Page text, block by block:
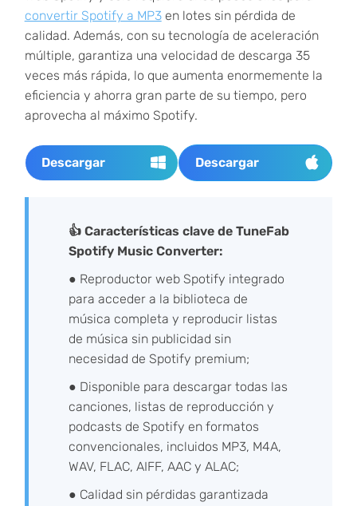
convertir Spotify a MP3en lotes sin pérdida de
calidad. Además, con su tecnología de aceleración
múltiple, garantiza una velocidad de descarga 35
veces más rápida, lo que aumenta enormemente la
eficiencia y ahorra gran parte de su tiempo, pero
aprovecha al máximo Spotify.
Descargar Descargar
👍 Características clave de TuneFab
Spotify Music Converter:
● Reproductor web Spotify integrado
para acceder a la biblioteca de
música completa y reproducir listas
de música sin publicidad sin
necesidad de Spotify premium;
● Disponible para descargar todas las
canciones, listas de reproducción y
podcasts de Spotify en formatos
convencionales, incluidos MP3, M4A,
WAV, FLAC, AIFF, AAC y ALAC;
● Calidad sin pérdidas garantizada